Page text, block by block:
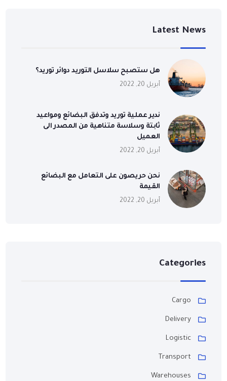
Latest News
هل ستصبح سلاسل التوريد دوائر توريد؟
أبريل 20, 2022
ندير عملية توريد وتدفق البضائع ومواعيد
ثابتة وسلاسة متناهية من المصدر الى
العميل
أبريل 20, 2022
نحن حريصون على التعامل مع البضائع
القيمة
أبريل 20, 2022
Categories
Cargo
Delivery
Logistic
Transport
Warehouses